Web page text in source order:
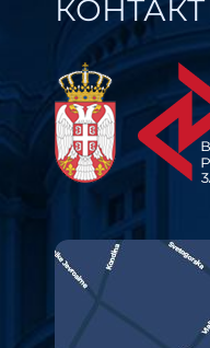
КОНТАКТ